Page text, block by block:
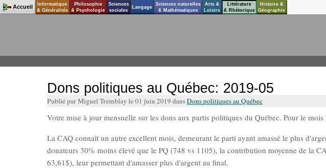
Dons politiques au Québec: 2019-05
Publié par Miguel Tremblay le 01 juin 2019 dansDons politiques au Québec
Votre mise à jour mensuelle sur les dons aux partis politiques du Québec. Pour le
La CAQ connaît un autre excellent mois, demeurant le parti ayant amassé le plus
donateurs 30% moins élevé que le PQ (748 vs 1105), la contribution moyenne de la
63,61$), leur permettant d'amasser plus d'argent au final.
Accueil
Informatique
& Généralités
Philosophie
& Psychologie
Sciences
sociales
Langage
Sciences naturelles
& Mathématiques
Arts &
Loisirs
Littérature
& Rhétorique
Histoire &
Géographie